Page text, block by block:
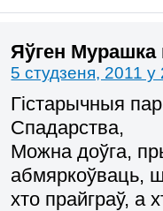
Яўген Мурашка
5 студзеня, 2011 у
Гістарычныя
Спадарства,
Можна доўга,
абмяркоўваць,
хто прайграў, а